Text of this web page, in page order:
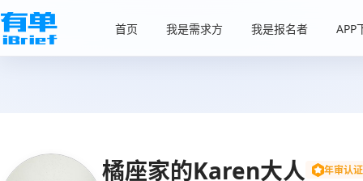
首页 我是需求方 我是报名者 APP
橘座家的Karen大人 年审认证